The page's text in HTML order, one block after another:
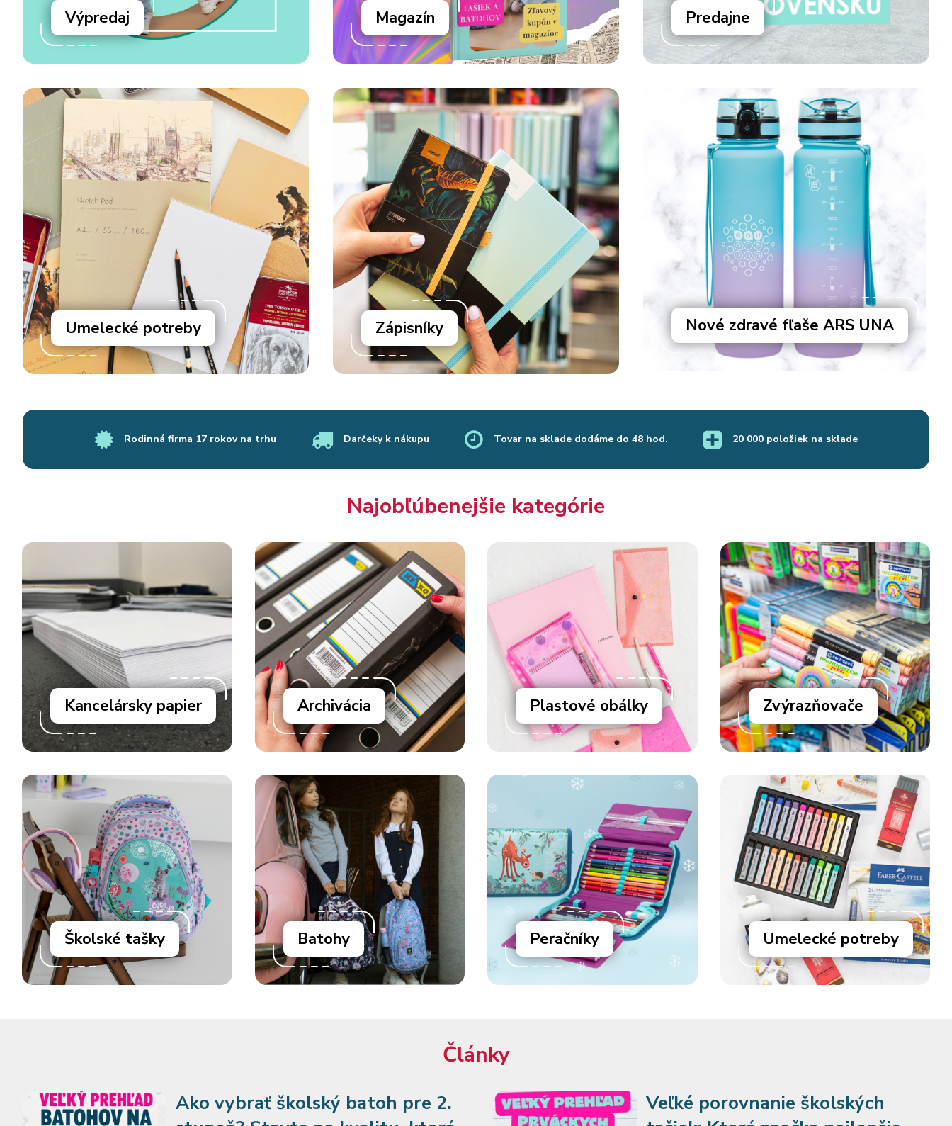
Výpredaj Magazín Predajne
Umelecké potreby Zápisníky Nové zdravé fľaše ARS UNA
Rodinná firma 17 rokov na trhu Darčeky k nákupu Tovar na sklade dodáme do 48 hod. 20 000 položiek na sklade
Najobľúbenejšie kategórie
Kancelársky papier Archivácia Plastové obálky Zvýrazňovače
Školské tašky Batohy Peračníky Umelecké potreby
Články
Ako vybrať školský batoh pre 2.
Veľké porovnanie školských